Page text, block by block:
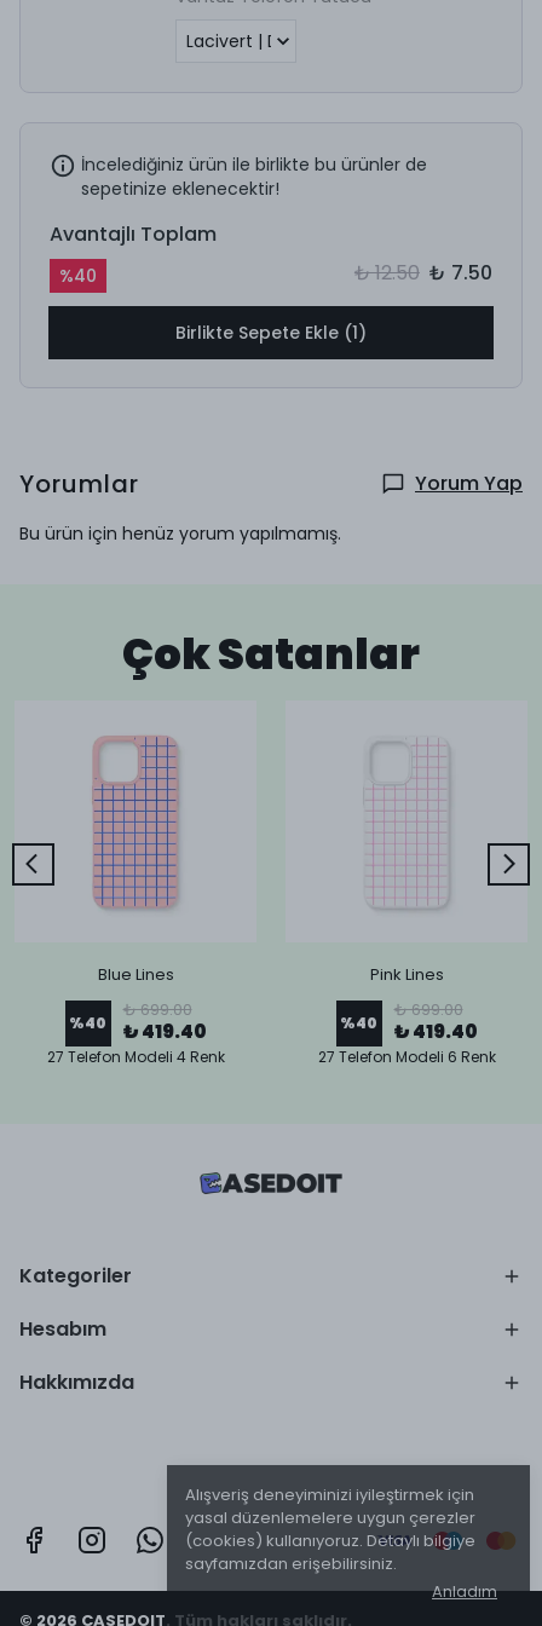
Alışveriş deneyiminizi iyileştirmek için
yasal düzenlemelere uygun çerezler
(cookies) kullanıyoruz. Detaylı bilgiye
sayfamızdan erişebilirsiniz.
Anladım
İncelediğiniz ürün ile birlikte bu ürünler de
sepetinize eklenecektir!
Avantajlı Toplam
%40 ₺ 12.50 ₺ 7.50
Birlikte Sepete Ekle (1)
Yorumlar Yorum Yap
Bu ürün için henüz yorum yapılmamış.
Çok Satanlar
Blue Lines
%40
₺ 699.00
₺ 419.40
27 Telefon Modeli 4 Renk
Pink Lines
%40
₺ 699.00
₺ 419.40
27 Telefon Modeli 6 Renk
Kategoriler
Hesabım
Hakkımızda
© 2026 CASEDOIT. Tüm hakları saklıdır.